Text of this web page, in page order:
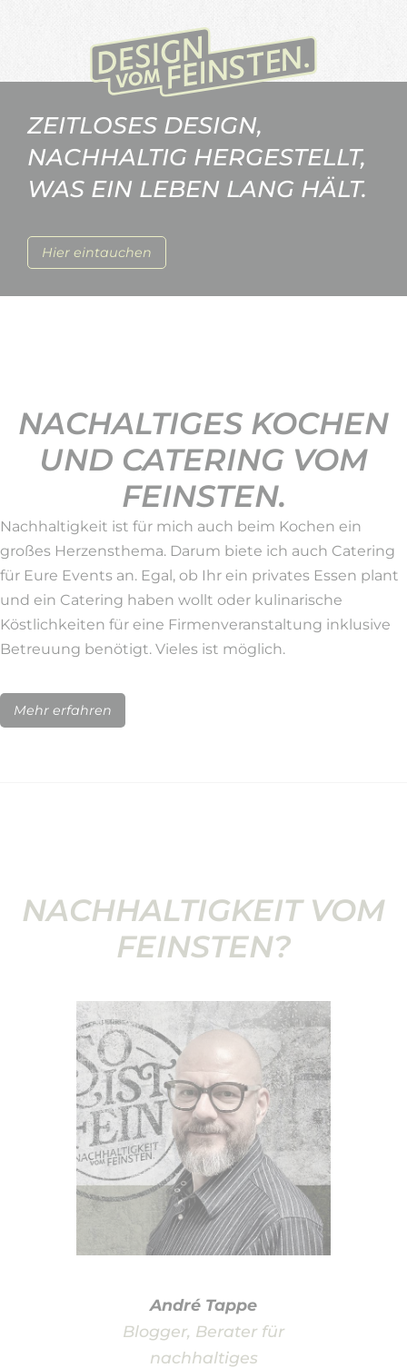
Hier eintauchen
ZEITLOSES DESIGN,
NACHHALTIG HERGESTELLT,
WAS EIN LEBEN LANG HÄLT.
NACHALTIGES KOCHEN
UND CATERING VOM
FEINSTEN.
Nachhaltigkeit ist für mich auch beim Kochen ein
großes Herzensthema. Darum biete ich auch Catering
für Eure Events an. Egal, ob Ihr ein privates Essen plant
und ein Catering haben wollt oder kulinarische
Köstlichkeiten für eine Firmenveranstaltung inklusive
Betreuung benötigt. Vieles ist möglich.
Mehr erfahren
NACHHALTIGKEIT VOM
FEINSTEN?
André Tappe
Blogger, Berater für
nachhaltiges